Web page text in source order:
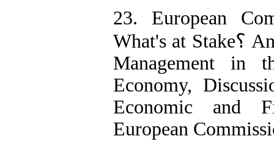
23. European
What's at Stake؟ An Analysis of PublicAssets and their
Management in
Economy,
Economic and
European